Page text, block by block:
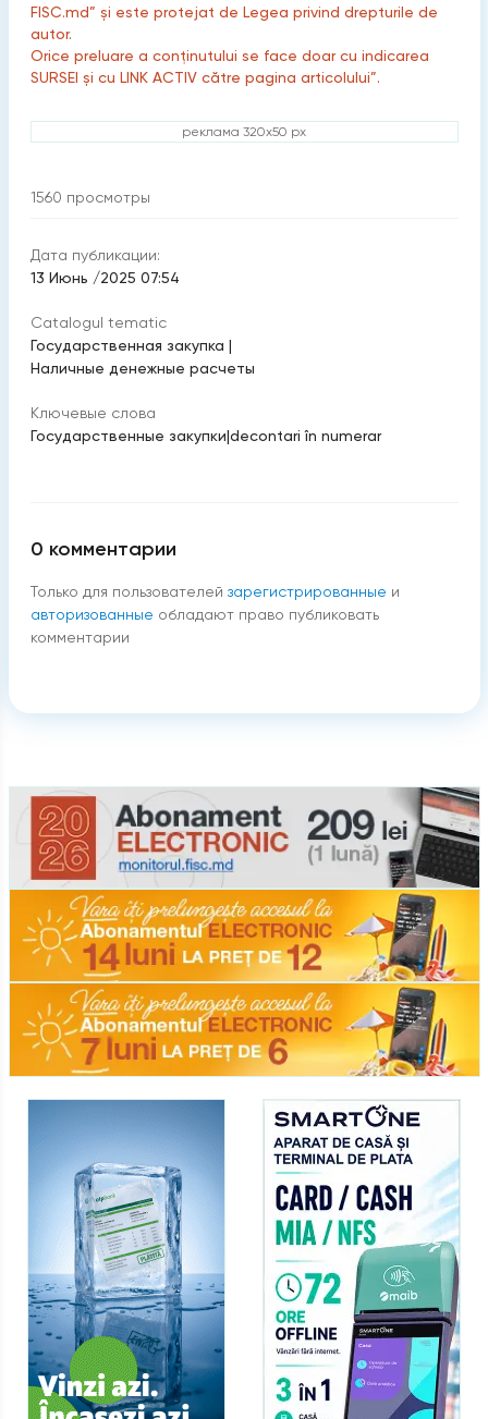
FISC.md” și este protejat de Legea privind drepturile de
autor.
Orice preluare a conținutului se face doar cu indicarea
SURSEI și cu LINK ACTIV către pagina articolului”.
реклама 320x50 px
1560 просмотры
Дата публикации:
13 Июнь /2025 07:54
Catalogul tematic
Государственная закупка |
Hаличные денежные расчеты
Ключевые слова
Государственные закупки|decontari în numerar
0 комментарии
Только для пользователей зарегистрированные и
авторизованные обладают право публиковать
комментарии